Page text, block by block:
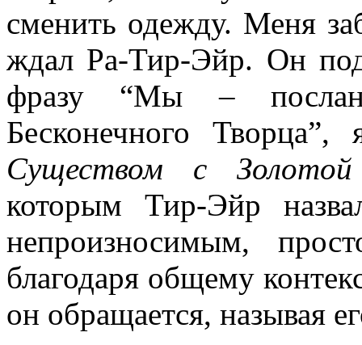
сменить одежду. Меня
ждал Ра-Тир-Эйр. Он
фразу “Мы –
Бесконечного
Существом
с Золотой
которым Тир-Эйр
непроизносимым,
благодаря общему
он обращается, называя